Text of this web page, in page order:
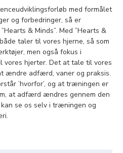
med formålet
og forbedringer, så er
& Minds”. Med ”Hearts &
taler til vores hjerne, så som
men også fokus i
hjerter. Det at tale til vores
ændre adfærd, vaner og praksis.
’hvorfor’, og at træningen er
at adfærd ændres gennem den
se os selv i træningen og